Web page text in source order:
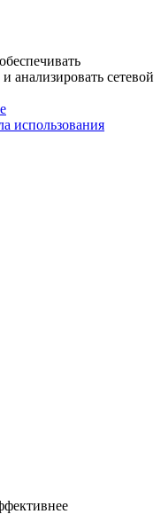
анализировать сетевой
использования